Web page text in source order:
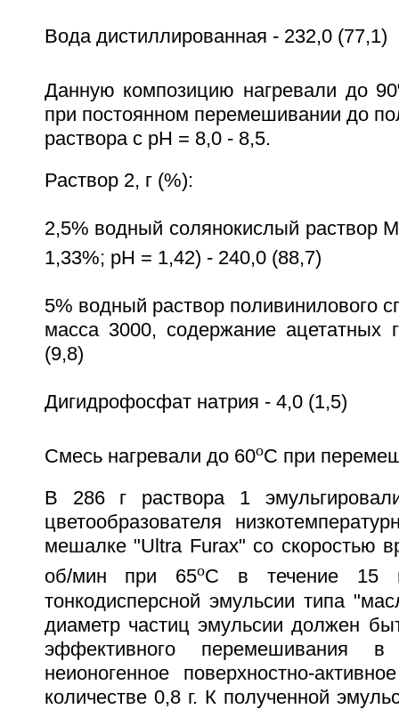
Вода дистиллированная - 232,0 (77,1)
Данную композицию нагревали до 90
при постоянном перемешивании до
раствора с pH = 8,0 - 8,5.
Раствор 2, г (%):
2,5% водный солянокислый раствор
1,33%; pH = 1,42) - 240,0 (88,7)
5% водный раствор поливинилового
масса 3000, содержание
(9,8)
Дигидрофосфат натрия - 4,0 (1,5)
Смесь нагревали до 60oC при
В 286 г раствора 1
цветообразователя
мешалке "Ultra Furax" со скоростью
об/мин при 65oC в течение 15
тонкодисперсной эмульсии типа
диаметр частиц эмульсии должен
эффективного перемешивания
неионогенное поверхностно-
количестве 0,8 г. К полученной